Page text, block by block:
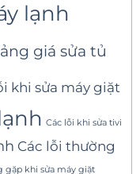
lạnh
giá sửa tủ
khi sửa máy giặt
Các lỗi khi sửa tivi
Các lỗi thường
gặp khi sửa máy giặt